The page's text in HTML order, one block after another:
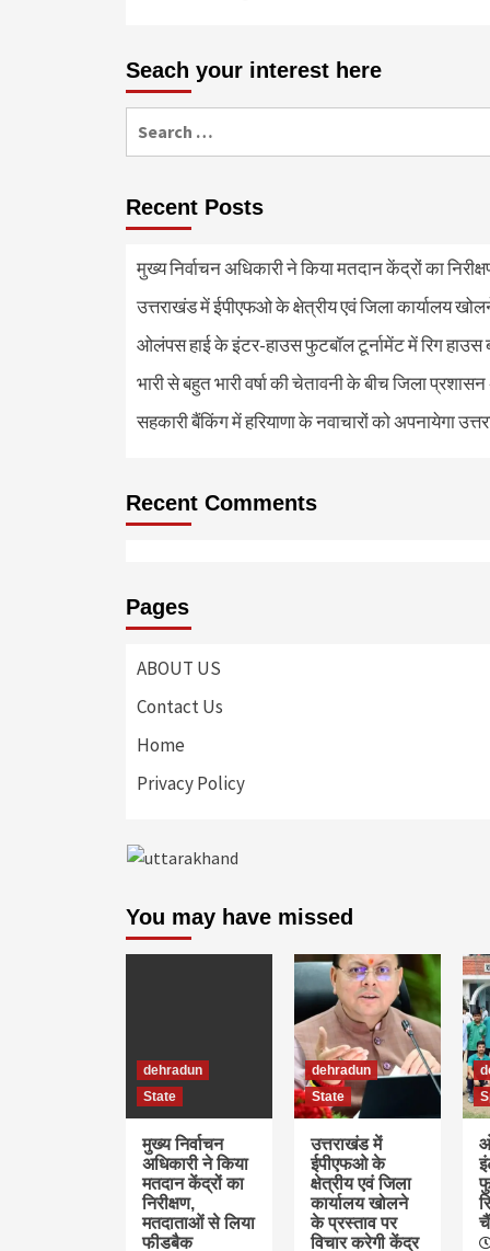
Seach your interest here
for:
Recent Posts
मुख्य निर्वाचन अधिकारी ने किया मतदान केंद्रों का
उत्तराखंड में ईपीएफओ के क्षेत्रीय एवं जिला कार्यालय
ओलंपस हाई के इंटर-हाउस फुटबॉल टूर्नामेंट में रिग हाउस
भारी से बहुत भारी वर्षा की चेतावनी के बीच जिला
सहकारी बैंकिंग में हरियाणा के नवाचारों को अपनायेगा
Recent Comments
Pages
ABOUT US
Contact Us
Home
Privacy Policy
You may have missed
dehradun
State
मुख्य निर्वाचन
अधिकारी ने किया
मतदान केंद्रों का
निरीक्षण,
मतदाताओं से लिया
फीडबैक
dehradun
State
उत्तराखंड में
ईपीएफओ के
क्षेत्रीय एवं जिला
कार्यालय खोलने
के प्रस्ताव पर
विचार करेगी केंद्र